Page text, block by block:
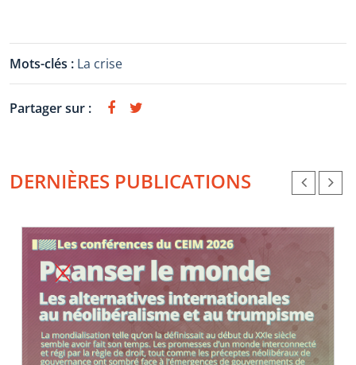
Mots-clés : La crise
Partager sur :
DERNIÈRES PUBLICATIONS